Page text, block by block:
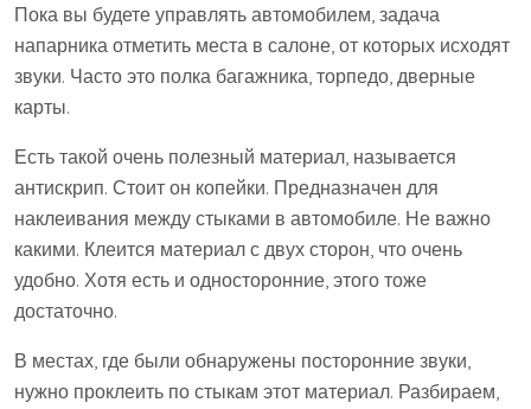
Пока вы будете управлять автомобилем, задача
напарника отметить места в салоне, от которых исходят
звуки. Часто это полка багажника, торпедо, дверные
карты.
Есть такой очень полезный материал, называется
антискрип. Стоит он копейки. Предназначен для
наклеивания между стыками в автомобиле. Не важно
какими. Клеится материал с двух сторон, что очень
удобно. Хотя есть и односторонние, этого тоже
достаточно.
В местах, где были обнаружены посторонние звуки,
нужно проклеить по стыкам этот материал. Разбираем,